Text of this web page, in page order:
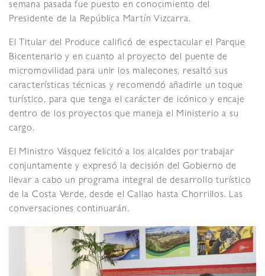
semana pasada fue puesto en conocimiento del
Presidente de la República Martín Vizcarra.
El Titular del Produce calificó de espectacular el Parque
Bicentenario y en cuanto al proyecto del puente de
micromovilidad para unir los malecones, resaltó sus
características técnicas y recomendó añadirle un toque
turístico, para que tenga el carácter de icónico y encaje
dentro de los proyectos que maneja el Ministerio a su
cargo.
El Ministro Vásquez felicitó a los alcaldes por trabajar
conjuntamente y expresó la decisión del Gobierno de
llevar a cabo un programa integral de desarrollo turístico
de la Costa Verde, desde el Callao hasta Chorrillos. Las
conversaciones continuarán.